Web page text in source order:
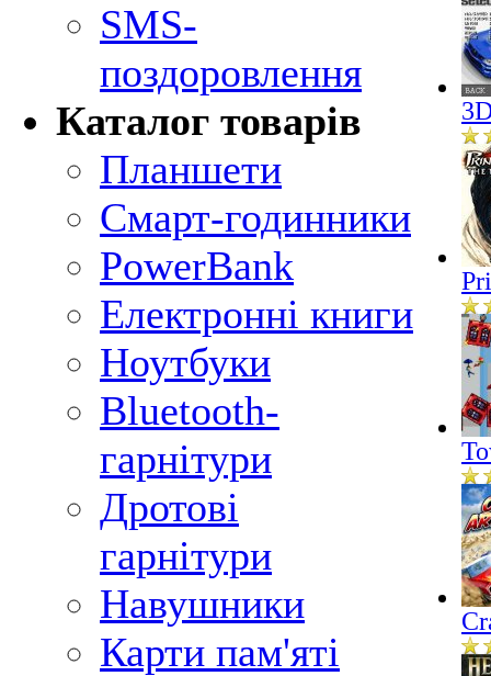
SMS-
поздоровлення
Каталог товарів
Планшети
Смарт-годинники
PowerBank
Електронні книги
Ноутбуки
Bluetooth-
гарнітури
Дротові
гарнітури
Навушники
Карти пам'яті